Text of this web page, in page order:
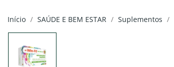
Início SAÚDE E BEM ESTAR Suplementos